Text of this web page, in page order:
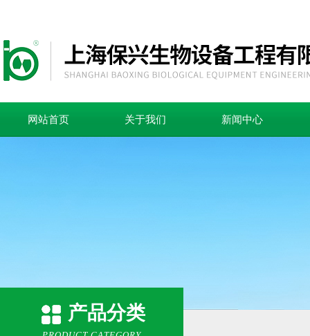
网站首页 关于我们 新闻中心
产品分类